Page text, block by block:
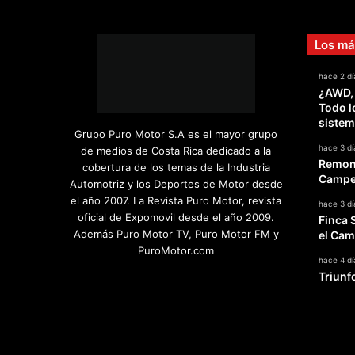
Grupo Puro Motor S.A es el mayor grupo
de medios de Costa Rica dedicado a la
cobertura de los temas de la Industria
Automotriz y los Deportes de Motor desde
el año 2007. La Revista Puro Motor, revista
oficial de Expomovil desde el año 2009.
Además Puro Motor TV, Puro Motor FM y
PuroMotor.com
Los
hace 2
Todo
hace 3
hace 3
Finca
el
hace 4